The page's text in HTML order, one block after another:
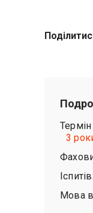
3
Іспитів:
Мова